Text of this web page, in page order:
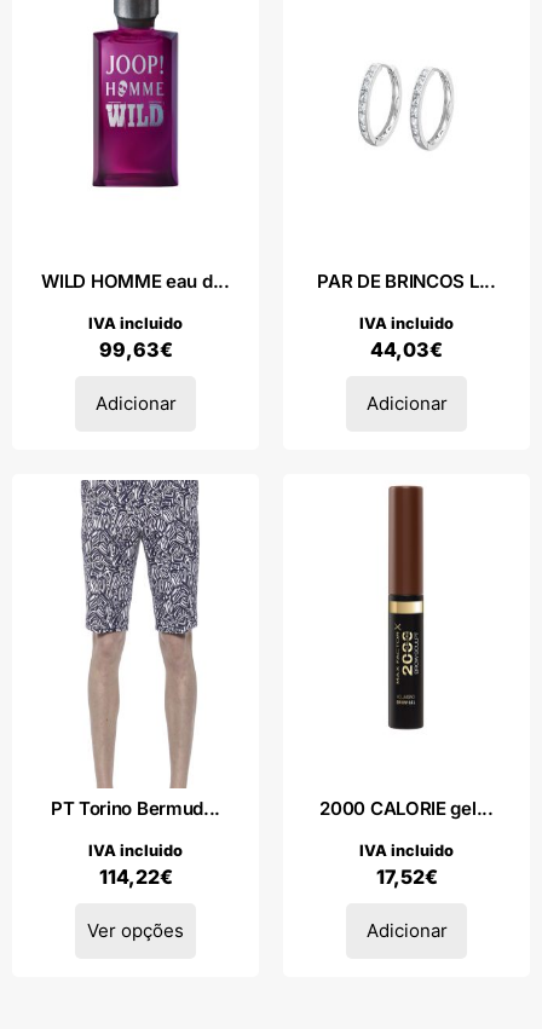
WILD HOMME eau d...
99,63€
IVA incluido
Adicionar
PAR DE BRINCOS L...
44,03€
IVA incluido
Adicionar
PT Torino Bermud...
114,22€
IVA incluido
Ver opções
2000 CALORIE gel...
17,52€
IVA incluido
Adicionar